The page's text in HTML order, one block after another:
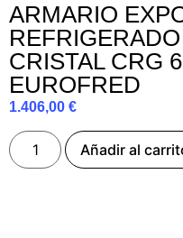
ARMARIO
CRISTAL CRG
EUROFRED
1.406,00 €
Añadir al